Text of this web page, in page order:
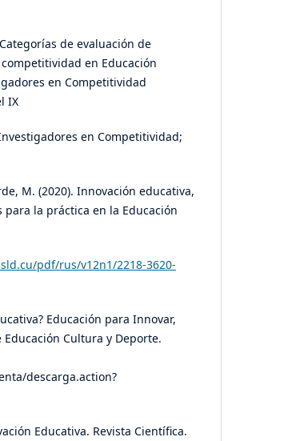
de evaluación de
en Educación
en Competitividad
IX
en Competitividad;
M. (2020). Innovación educativa,
la práctica en la Educación
pdf/rus/v12n1/2218-3620-
Educación para Innovar,
Cultura y Deporte.
descarga.action?
Educativa. Revista Científica.